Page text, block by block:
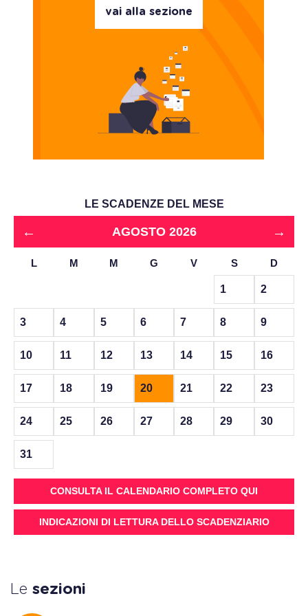
vai alla sezione
LE SCADENZE DEL MESE
← AGOSTO 2026 →
L M M G V S D
1 2
3 4 5 6 7 8 9
10 11 12 13 14 15 16
17 18 19 20 21 22 23
24 25 26 27 28 29 30
31
CONSULTA IL CALENDARIO COMPLETO QUI
INDICAZIONI DI LETTURA DELLO SCADENZIARIO
Le sezioni